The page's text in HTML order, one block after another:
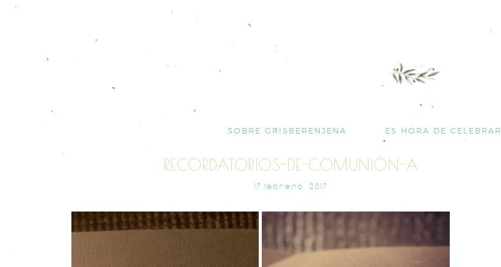
SOBRE GRISBERENJENA ES HORA DE CELEBRAR
RECORDATORIOS-DE-COMUNIÓN-A
17 FEBRERO, 2017